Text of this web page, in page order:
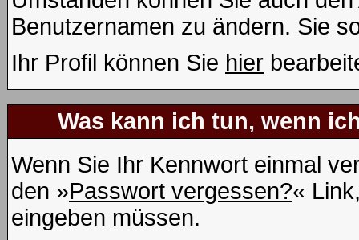
Benutzernamen zu ändern. Sie
Ihr Profil können Sie hier
Was kann ich tun, wenn
Wenn Sie Ihr Kennwort einmal
den »Passwort vergessen?«
eingeben müssen.